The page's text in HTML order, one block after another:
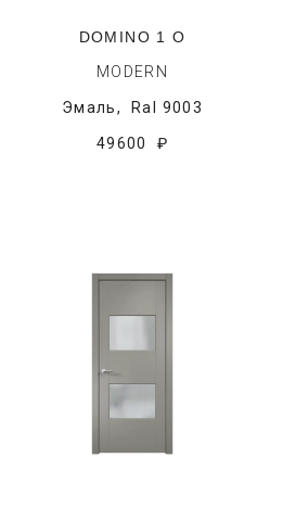
DOMINO 1 O
MODERN
Эмаль, Ral 9003
49600 ₽